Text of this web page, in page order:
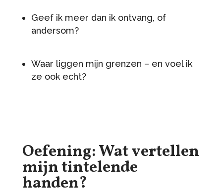
Geef ik meer dan ik ontvang, of
andersom?
Waar liggen mijn grenzen – en voel ik
ze ook echt?
Oefening: Wat vertellen
mijn tintelende
handen?